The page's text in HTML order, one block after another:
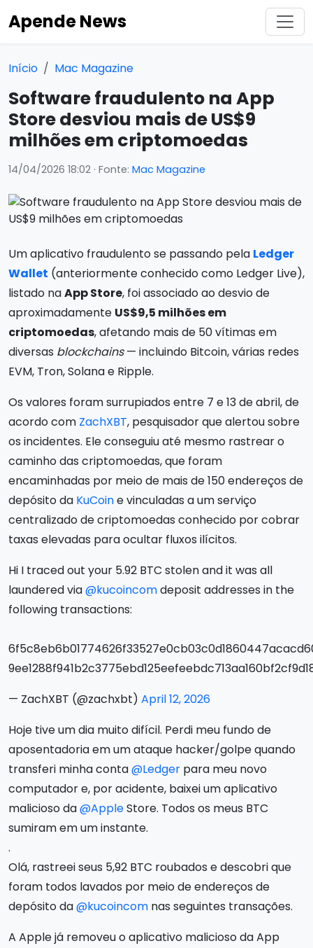
Apende News
Início Mac Magazine
Software fraudulento na App
Store desviou mais de US$9
milhões em criptomoedas
14/04/2026 18:02 · Fonte: Mac Magazine
Um aplicativo fraudulento se passando pela Ledger
Wallet (anteriormente conhecido como Ledger Live),
listado naApp Store, foi associado ao desvio de
aproximadamente US$9,5 milhões em
criptomoedas, afetando mais de 50 vítimas em
diversas blockchains— incluindo Bitcoin, várias redes
EVM, Tron, Solana e Ripple.
Os valores foram surrupiados entre 7 e 13 de abril, de
acordo com ZachXBT, pesquisador que alertou sobre
os incidentes. Ele conseguiu até mesmo rastrear o
caminho das criptomoedas, que foram
encaminhadas por meio de mais de 150 endereços de
depósito da KuCoine vinculadas a um serviço
centralizado de criptomoedas conhecido por cobrar
taxas elevadas para ocultar fluxos ilícitos.
Hi I traced out your 5.92 BTC stolen and it was all
laundered via@kucoincomdeposit addresses in the
following transactions:
— ZachXBT (@zachxbt) April 12, 2026
Hoje tive um dia muito difícil. Perdi meu fundo de
aposentadoria em um ataque hacker/golpe quando
transferi minha conta@Ledger para meu novo
computador e, por acidente, baixei um aplicativo
malicioso da@AppleStore. Todos os meus BTC
sumiram em um instante.
.
Olá, rastreei seus 5,92 BTC roubados e descobri que
foram todos lavados por meio de endereços de
depósito da@kucoincom nas seguintes transações.
A Apple já removeu o aplicativo malicioso da App